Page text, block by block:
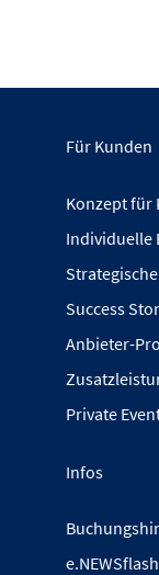
Für Kunden
Konzept für
Individuelle
Success
Anbieter-
Private
Infos